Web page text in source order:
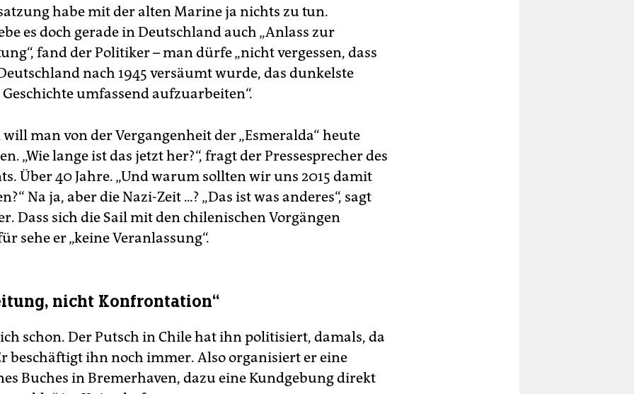
habe mit der alten Marine ja nichts zu tun.
es doch gerade in Deutschland auch „Anlass zur
fand der Politiker – man dürfe „nicht vergessen, dass
nach 1945 versäumt wurde, das dunkelste
umfassend aufzuarbeiten“.
will man von der Vergangenheit der „Esmeralda“ heute
„Wie lange ist das jetzt her?“, fragt der Pressesprecher des
Über 40 Jahre. „Und warum sollten wir uns 2015 damit
Na ja, aber die Nazi-Zeit ...? „Das ist was anderes“, sagt
Dass sich die Sail mit den chilenischen Vorgängen
sehe er „keine Veranlassung“.
nicht Konfrontation“
schon. Der Putsch in Chile hat ihn politisiert, damals, da
beschäftigt ihn noch immer. Also organisiert er eine
Buches in Bremerhaven, dazu eine Kundgebung direkt